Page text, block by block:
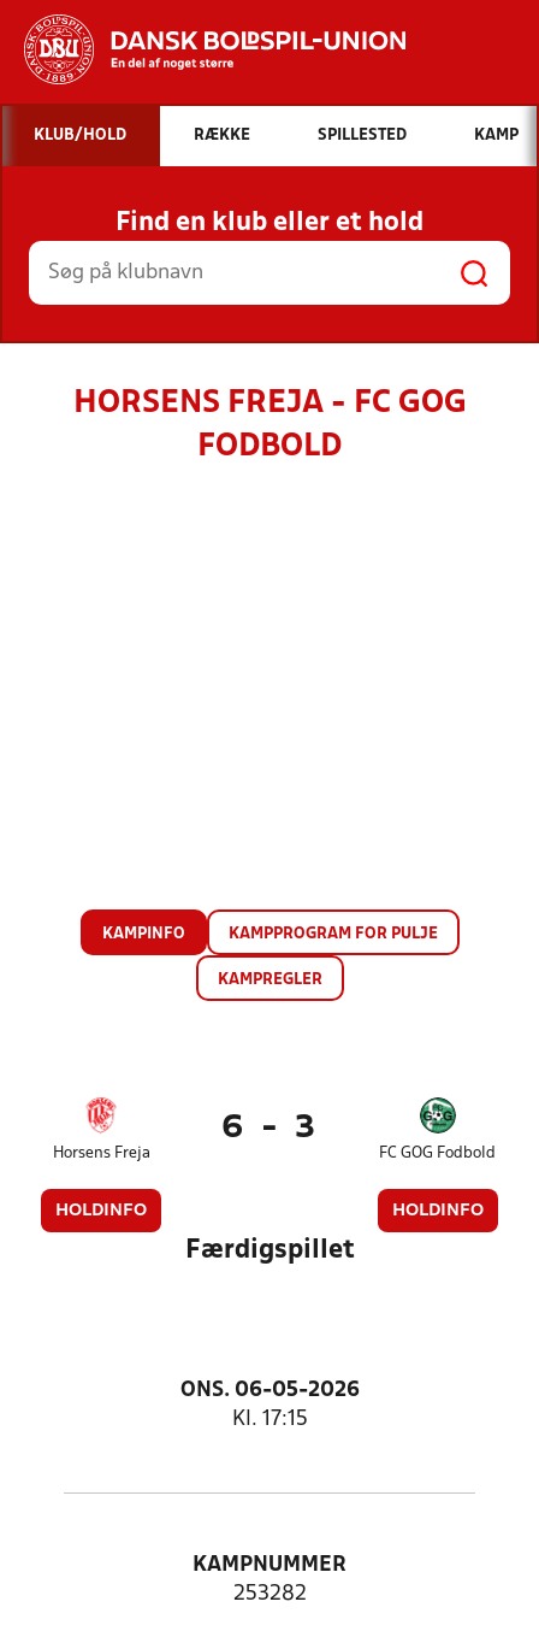
Hvad vil du søge efter?
INDHOLD OG NYHEDER
STILLINGER, RESULTATER, KLUBBER OG
HOLD
KLUB/HOLD RÆKKE SPILLESTED KAMP
Find en klub eller et hold
HORSENS FREJA - FC GOG
FODBOLD
KAMPINFO KAMPPROGRAM FOR PULJE
KAMPREGLER
Horsens Freja
HOLDINFO
6 - 3
FC GOG Fodbold
HOLDINFO
Færdigspillet
ONS. 06-05-2026
Kl. 17:15
KAMPNUMMER
253282